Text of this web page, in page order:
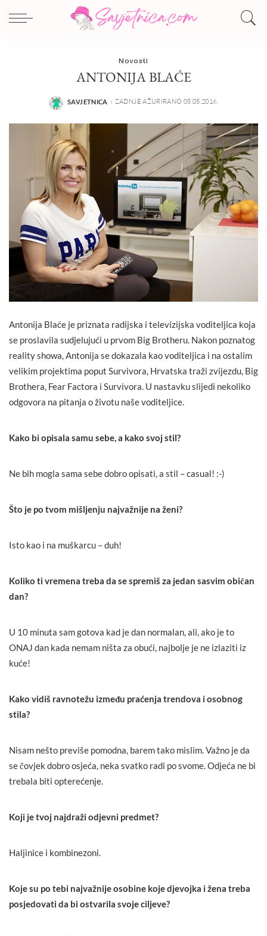
Novosti
ANTONIJA BLAĆE
POSTED
SAVJETNICA ZADNJE AŽURIRANO 05.05.2016.
Antonija Blaće je priznata radijska i televizijska voditeljica koja
se proslavila sudjelujući u prvom Big Brotheru. Nakon poznatog
reality showa, Antonija se dokazala kao voditeljica i na ostalim
velikim projektima poput Survivora, Hrvatska traži zvijezdu, Big
Brothera, Fear Factora i Survivora. U nastavku slijedi nekoliko
odgovora na pitanja o životu naše voditeljice.
Kako bi opisala samu sebe, a kako svoj stil?
Ne bih mogla sama sebe dobro opisati, a stil – casual! :-)
Što je po tvom mišljenju najvažnije na ženi?
Isto kao i na muškarcu – duh!
Koliko ti vremena treba da se spremiš za jedan sasvim običan
dan?
U 10 minuta sam gotova kad je dan normalan, ali, ako je to
ONAJ dan kada nemam ništa za obući, najbolje je ne izlaziti iz
kuće!
Kako vidiš ravnotežu između praćenja trendova i osobnog
stila?
Nisam nešto previše pomodna, barem tako mislim. Važno je da
se čovjek dobro osjeća, neka svatko radi po svome. Odjeća ne bi
trebala biti opterećenje.
Koji je tvoj najdraži odjevni predmet?
Haljinice i kombinezoni.
Koje su po tebi najvažnije osobine koje djevojka i žena treba
posjedovati da bi ostvarila svoje ciljeve?